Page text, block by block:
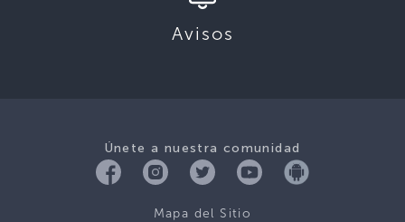
Avisos
Únete a nuestra comunidad
Mapa del Sitio